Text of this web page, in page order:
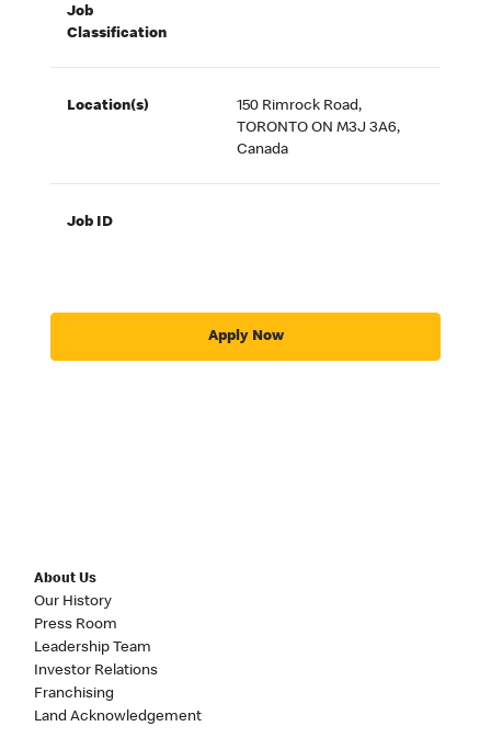
Job
Classification
Location(s)
150 Rimrock Road,
TORONTO ON M3J 3A6,
Canada
Job ID
Apply Now
About Us
Our History
Press Room
Leadership Team
Investor Relations
Franchising
Land Acknowledgement